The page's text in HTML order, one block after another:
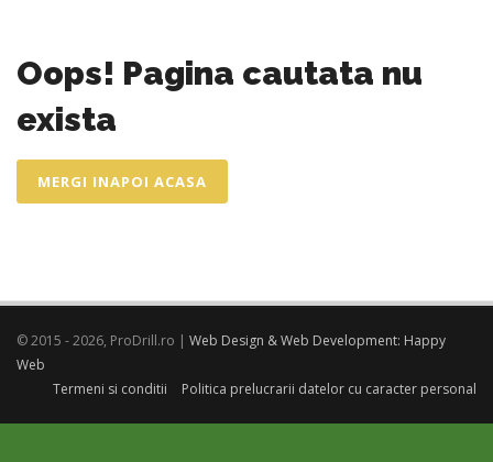
Oops! Pagina cautata nu
exista
MERGI INAPOI ACASA
© 2015 - 2026, ProDrill.ro | Web Design & Web Development: Happy
Web
Termeni si conditii
Politica prelucrarii datelor cu caracter personal